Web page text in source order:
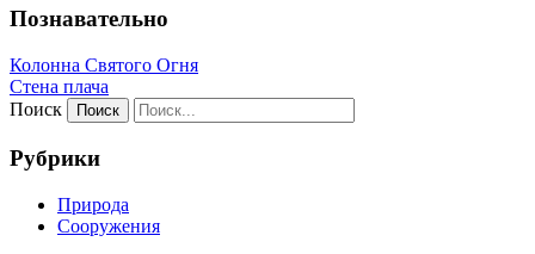
Познавательно
Колонна Святого Огня
Стена плача
Поиск
Рубрики
Природа
Сооружения